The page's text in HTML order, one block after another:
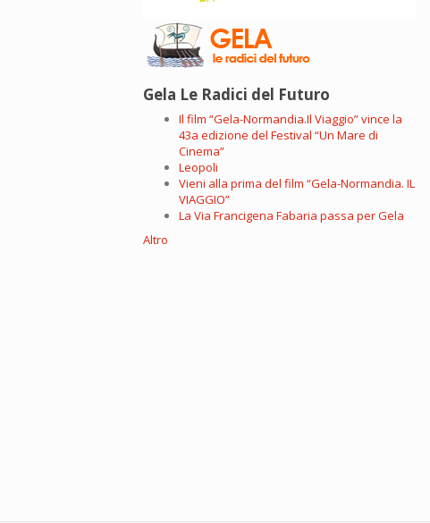
Gela Le Radici del Futuro
Il film “Gela-Normandia.Il Viaggio” vince la
43a edizione del Festival “Un Mare di
Cinema”
Leopoli
Vieni alla prima del film “Gela-Normandia. IL
VIAGGIO”
La Via Francigena Fabaria passa per Gela
Altro